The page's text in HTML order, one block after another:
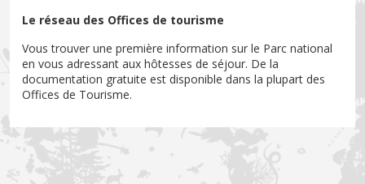
Le réseau des Offices de tourisme
Vous trouver une première information sur le Parc national
en vous adressant aux hôtesses de séjour. De la
documentation gratuite est disponible dans la plupart des
Offices de Tourisme.